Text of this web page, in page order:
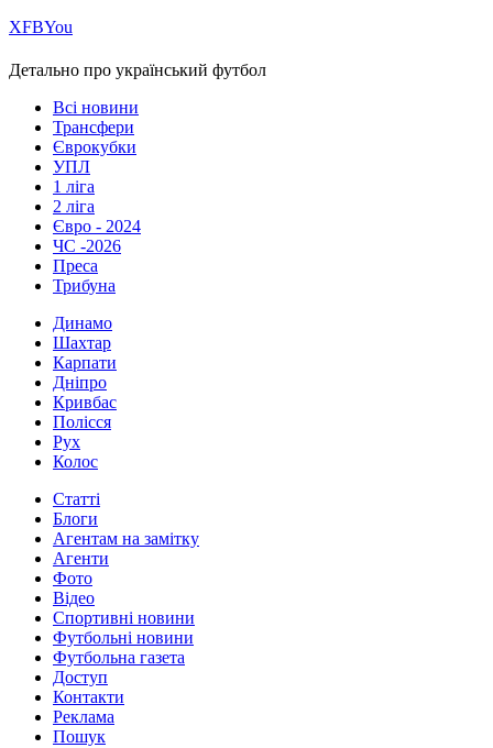
ХFBYou
Детально про український футбол
Всі новини
Трансфери
Єврокубки
УПЛ
1 ліга
2 ліга
Євро - 2024
ЧС -2026
Преса
Трибуна
Динамо
Шахтар
Карпати
Дніпро
Кривбас
Полісся
Рух
Колос
Статті
Блоги
Агентам на замітку
Агенти
Фото
Відео
Спортивні новини
Футбольні новини
Футбольна газета
Доступ
Контакти
Реклама
Пошук